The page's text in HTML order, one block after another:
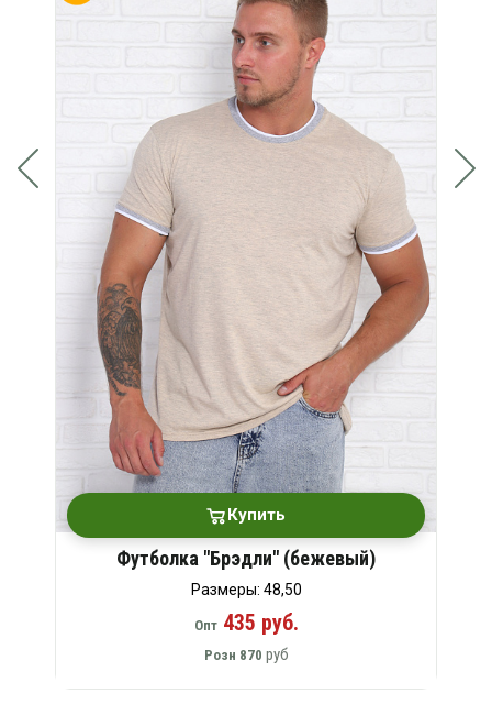
Купить
Футболка "Брэдли" (бежевый)
Размеры: 48,50
Опт435 руб.
Розн 870 руб